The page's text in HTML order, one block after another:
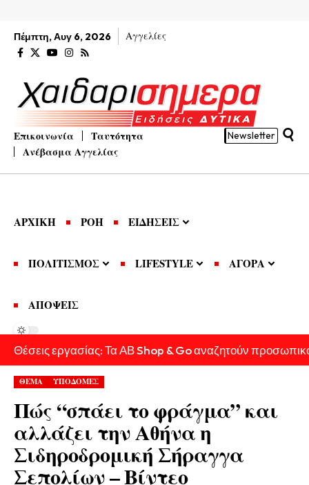
Πέμπτη, Αυγ 6, 2026 Αγγελίες
Επικοινωνία
Ταυτότητα
Ανέβασμα Αγγελίας
Newsletter
ΑΡΧΙΚΗ ΡΟΗ ΕΙΔΗΣΕΙΣ
ΠΟΛΙΤΙΣΜΟΣ LIFESTYLE ΑΓΟΡΑ
ΑΠΟΨΕΙΣ
Θέσεις εργασίας: Τα ΑΒ Shop & Go αναζητούν
ΘΕΜΑ ΥΠΟΔΟΜΕΣ
Πώς “σπάει το φράγμα” και
αλλάζει την Αθήνα η
Σιδηροδρομική Σήραγγα
Σεπολίων – Βίντεο